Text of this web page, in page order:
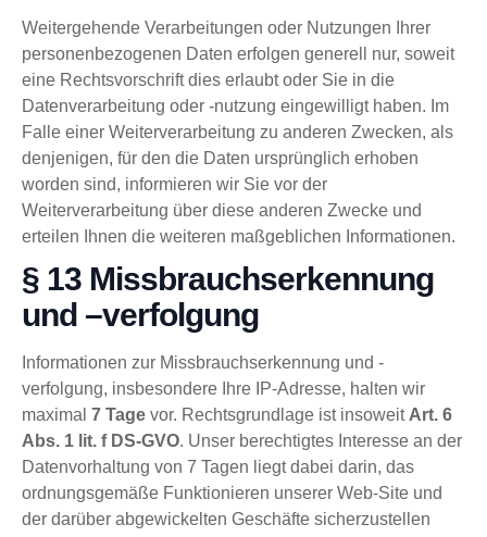
Weitergehende Verarbeitungen oder Nutzungen Ihrer
personenbezogenen Daten erfolgen generell nur, soweit
eine Rechtsvorschrift dies erlaubt oder Sie in die
Datenverarbeitung oder -nutzung eingewilligt haben. Im
Falle einer Weiterverarbeitung zu anderen Zwecken, als
denjenigen, für den die Daten ursprünglich erhoben
worden sind, informieren wir Sie vor der
Weiterverarbeitung über diese anderen Zwecke und
erteilen Ihnen die weiteren maßgeblichen Informationen.
§ 13 Missbrauchserkennung
und –verfolgung
Informationen zur Missbrauchserkennung und -
verfolgung, insbesondere Ihre IP-Adresse, halten wir
maximal 7 Tage vor. Rechtsgrundlage ist insoweitArt. 6
Abs. 1 lit. f DS-GVO. Unser berechtigtes Interesse an der
Datenvorhaltung von 7 Tagen liegt dabei darin, das
ordnungsgemäße Funktionieren unserer Web-Site und
der darüber abgewickelten Geschäfte sicherzustellen